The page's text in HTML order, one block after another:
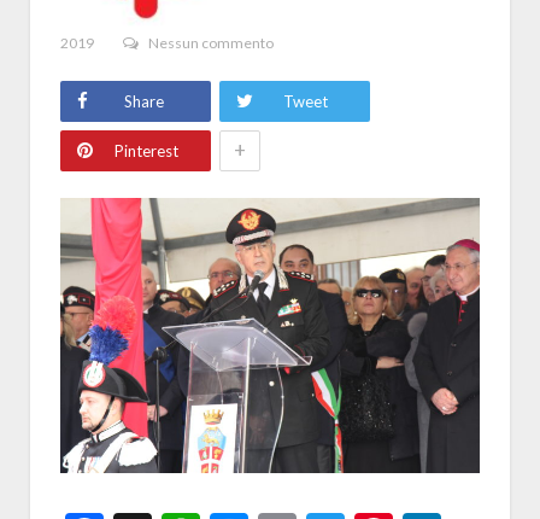
2019 Nessun commento
Share Tweet
Pinterest +